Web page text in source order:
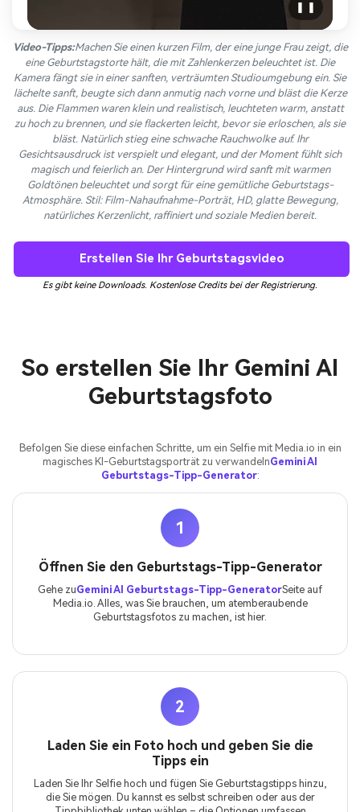
❚ ❚
Video-Tipps:Machen Sie einen kurzen Film, der eine junge Frau zeigt, die
eine Geburtstagstorte hält, die mit Zahlenkerzen beleuchtet ist. Die
Kamera fängt sie in einer sanften, verträumten Studioumgebung ein. Sie
lächelte sanft, beugte sich dann anmutig nach vorne und bläst die Kerze
aus. Die Flammen waren klein und realistisch, leuchteten warm, anstatt
zu hoch zu brennen, und sie flackerten leicht, bevor sie erloschen, als sie
bläst. Natürlich stieg eine schwache Rauchwolke auf. Ihr
Gesichtsausdruck ist verspielt und elegant, und der Moment fühlt sich
magisch und feierlich an. Der Hintergrund wird sanft mit warmen
Goldtönen beleuchtet und sorgt für eine gemütliche Geburtstags-
Atmosphäre. Stil: Film-Nahaufnahme-Porträt, HD, glatte Bewegung,
natürliches Kerzenlicht, raffiniert und soziale Medien bereit.
Erstellen Sie Ihr Geburtstagsvideo
Es gibt keine Downloads. Kostenlose Credits bei der Registrierung.
So erstellen Sie Ihr Gemini AI
Geburtstagsfoto
Befolgen Sie diese einfachen Schritte, um ein Selfie mit Media.io in ein
magisches KI-Geburtstagsporträt zu verwandelnGemini AI
Geburtstags-Tipp-Generator:
1
Öffnen Sie den Geburtstags-Tipp-Generator
Gehe zuGemini AI Geburtstags-Tipp-GeneratorSeite auf
Media.io. Alles, was Sie brauchen, um atemberaubende
Geburtstagsfotos zu machen, ist hier.
2
Laden Sie ein Foto hoch und geben Sie die
Tipps ein
Laden Sie Ihr Selfie hoch und fügen Sie Geburtstagstipps hinzu,
die Sie mögen. Du kannst es selbst schreiben oder aus der